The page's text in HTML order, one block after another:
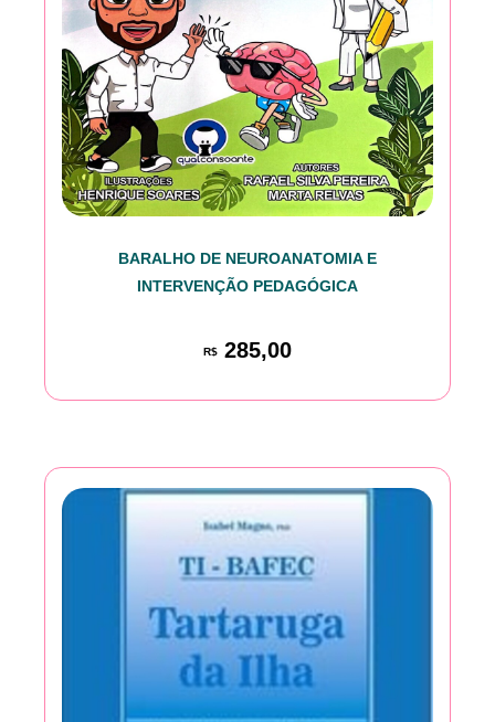
BARALHO DE NEUROANATOMIA E
INTERVENÇÃO PEDAGÓGICA
R$ 285,00